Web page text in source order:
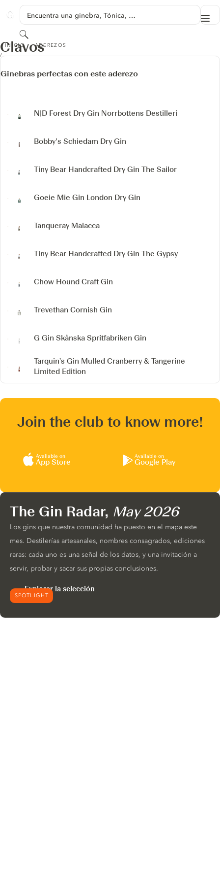
GINVENTORY
Encuentra una ginebra, Tónica, …
Buscar
INICIO ADEREZOS
CLAVOS
Clavos
Ginebras perfectas con este aderezo
N|D Forest Dry Gin Norrbottens Destilleri
Bobby’s Schiedam Dry Gin
Tiny Bear Handcrafted Dry Gin The Sailor
Goeie Mie Gin London Dry Gin
Tanqueray Malacca
Tiny Bear Handcrafted Dry Gin The Gypsy
Chow Hound Craft Gin
Trevethan Cornish Gin
G Gin Skånska Spritfabriken Gin
Tarquin's Gin Mulled Cranberry & Tangerine
Limited Edition
Join the club to know more!
Available on
App Store
Available on
Google Play
SPOTLIGHT
The Gin Radar, May 2026
Los gins que nuestra comunidad ha puesto en el mapa este
mes. Destilerías artesanales, nombres consagrados, ediciones
raras: cada uno es una señal de los datos, y una invitación a
servir, probar y sacar sus propias conclusiones.
Explorar la selección